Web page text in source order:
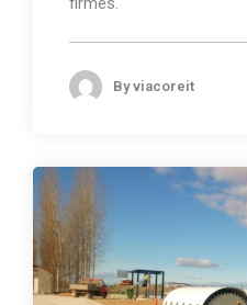
Byviacoreit